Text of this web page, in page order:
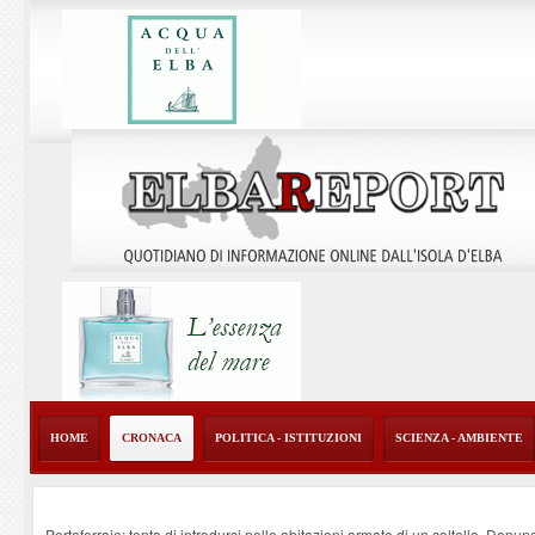
HOME CRONACA POLITICA - ISTITUZIONI SCIENZA - AMBIENTE